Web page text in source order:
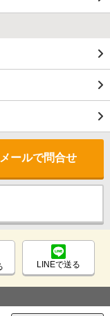
メールで問合せ
LINEで送る